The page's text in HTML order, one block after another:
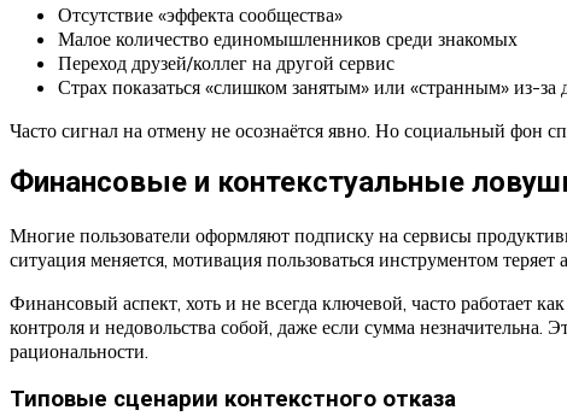
Отсутствие «эффекта сообщества»
Малое количество единомышленников среди знакомых
Переход друзей/коллег на другой сервис
Страх показаться «слишком занятым» или «странным» из-за
Часто сигнал на отмену не осознаётся явно. Но социальный фон
Финансовые и контекстуальные
Многие пользователи оформляют подписку на сервисы
ситуация меняется, мотивация пользоваться инструментом
Финансовый аспект, хоть и не всегда ключевой, часто работает
контроля и недовольства собой, даже если сумма незначительна.
рациональности.
Типовые сценарии контекстного отказа